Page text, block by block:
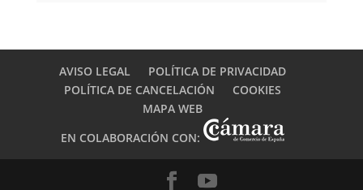
AVISO LEGAL
POLÍTICA DE PRIVACIDAD
POLÍTICA DE CANCELACIÓN
COOKIES
MAPA WEB
EN COLABORACIÓN CON: